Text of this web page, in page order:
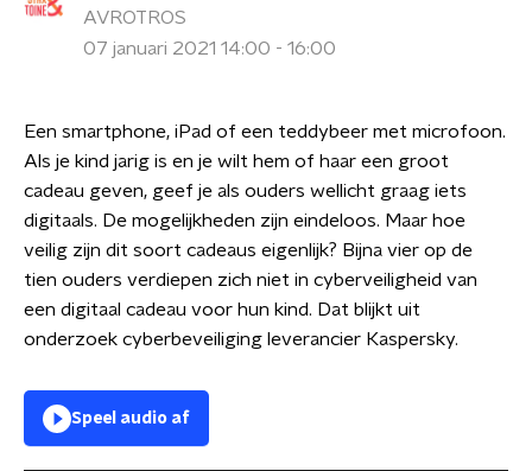
AVROTROS
07 januari 2021 14:00 - 16:00
Een smartphone, iPad of een teddybeer met microfoon.
Als je kind jarig is en je wilt hem of haar een groot
cadeau geven, geef je als ouders wellicht graag iets
digitaals. De mogelijkheden zijn eindeloos. Maar hoe
veilig zijn dit soort cadeaus eigenlijk? Bijna vier op de
tien ouders verdiepen zich niet in cyberveiligheid van
een digitaal cadeau voor hun kind. Dat blijkt uit
onderzoek cyberbeveiliging leverancier Kaspersky.
Speel audio af